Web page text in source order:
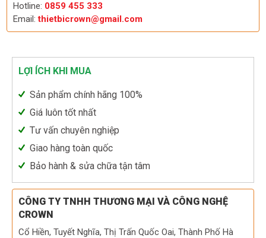
Hotline: 0859 455 333
Email:thietbicrown@gmail.com
LỢI ÍCH KHI MUA
Sản phẩm chính hãng 100%
Giá luôn tốt nhất
Tư vấn chuyên nghiệp
Giao hàng toàn quốc
Bảo hành & sửa chữa tận tâm
CÔNG TY TNHH THƯƠNG MẠI VÀ CÔNG NGHỆ
CROWN
Cổ Hiền, Tuyết Nghĩa, Thị Trấn Quốc Oai, Thành Phố Hà